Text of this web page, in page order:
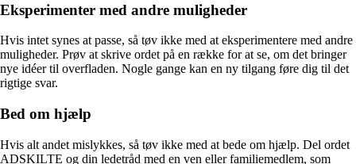
Eksperimenter med andre muligheder
Hvis intet synes at passe, så tøv ikke med at eksperimentere med andre
muligheder. Prøv at skrive ordet på en række for at se, om det bringer
nye idéer til overfladen. Nogle gange kan en ny tilgang føre dig til det
rigtige svar.
Bed om hjælp
Hvis alt andet mislykkes, så tøv ikke med at bede om hjælp. Del ordet
ADSKILTE og din ledetråd med en ven eller familiemedlem, som